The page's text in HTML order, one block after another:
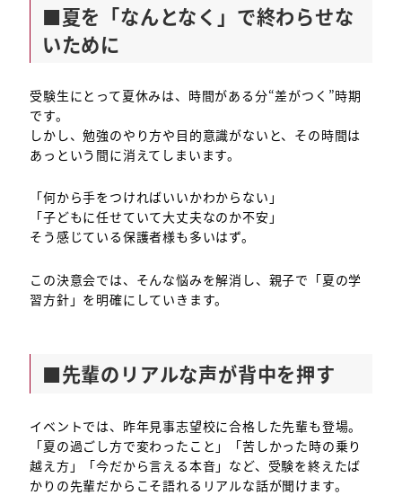
■夏を「なんとなく」で終わらせな
いために
受験生にとって夏休みは、時間がある分“差がつく”時期
です。
しかし、勉強のやり方や目的意識がないと、その時間は
あっという間に消えてしまいます。
「何から手をつければいいかわからない」
「子どもに任せていて大丈夫なのか不安」
そう感じている保護者様も多いはず。
この決意会では、そんな悩みを解消し、親子で「夏の学
習方針」を明確にしていきます。
■先輩のリアルな声が背中を押す
イベントでは、昨年見事志望校に合格した先輩も登場。
「夏の過ごし方で変わったこと」「苦しかった時の乗り
越え方」「今だから言える本音」など、受験を終えたば
かりの先輩だからこそ語れるリアルな話が聞けます。